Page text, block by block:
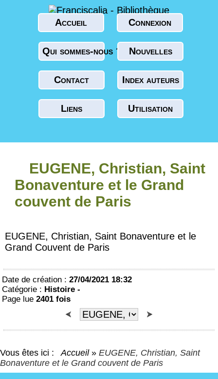
Accueil Connexion
Qui sommes-nous ? Nouvelles
Contact Index auteurs
Liens Utilisation
EUGENE, Christian, Saint
Bonaventure et le Grand
couvent de Paris
EUGENE, Christian, Saint Bonaventure et le
Grand Couvent de Paris
Date de création : 27/04/2021 18:32
Catégorie : Histoire -
Page lue 2401 fois
Vous êtes ici : Accueil » EUGENE, Christian, Saint
Bonaventure et le Grand couvent de Paris